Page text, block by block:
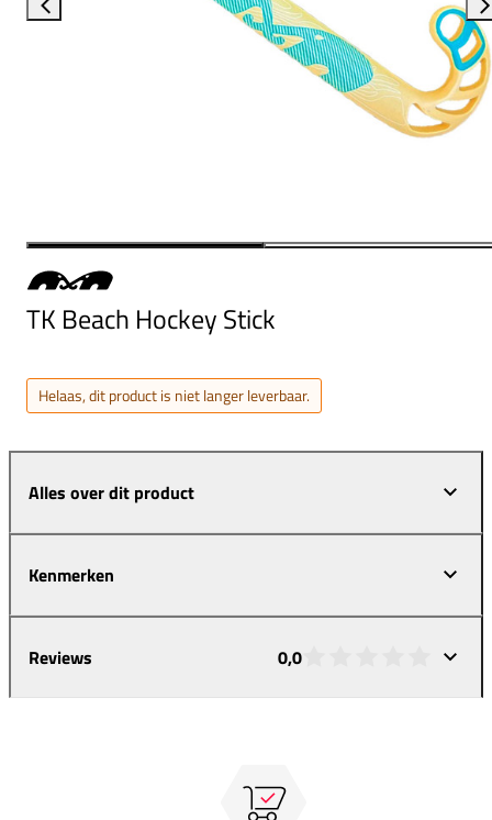
TK Beach Hockey Stick
Helaas, dit product is niet langer leverbaar.
Alles over dit product
Kenmerken
Reviews 0,0